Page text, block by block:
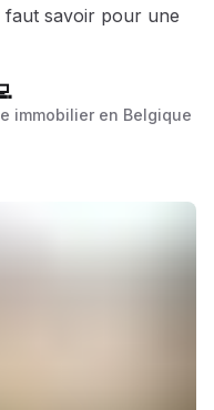
savoir pour une
immobilier en Belgique